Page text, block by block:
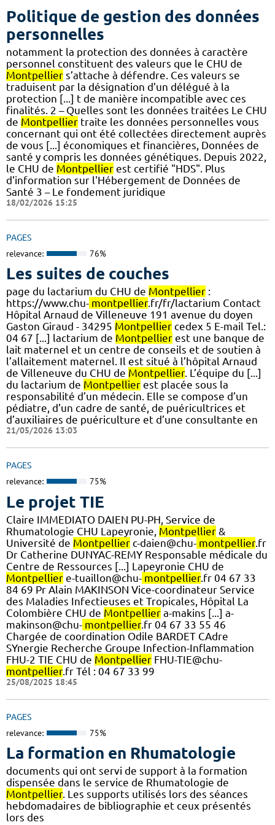
Politique de gestion des données
personnelles
notamment la protection des données à caractère
personnel constituent des valeurs que le CHU de
Montpellier s’attache à défendre. Ces valeurs se
traduisent par la désignation d’un délégué à la
protection [...] t de manière incompatible avec ces
finalités. 2 – Quelles sont les données traitées Le CHU
de Montpellier traite les données personnelles vous
concernant qui ont été collectées directement auprès
de vous [...] économiques et financières, Données de
santé y compris les données génétiques. Depuis 2022,
le CHU de Montpellier est certifié "HDS". Plus
d'information sur l'Hébergement de Données de
Santé 3 – Le fondement juridique
18/02/2026 15:25
PAGES
relevance: 76%
Les suites de couches
page du lactarium du CHU de Montpellier :
https://www.chu- montpellier.fr/fr/lactarium Contact
Hôpital Arnaud de Villeneuve 191 avenue du doyen
Gaston Giraud - 34295 Montpellier cedex 5 E-mail Tel.:
04 67 [...] lactarium de Montpellier est une banque de
lait maternel et un centre de conseils et de soutien à
l’allaitement maternel. Il est situé à l’hôpital Arnaud
de Villeneuve du CHU de Montpellier. L’équipe du [...]
du lactarium de Montpellier est placée sous la
responsabilité d’un médecin. Elle se compose d’un
pédiatre, d’un cadre de santé, de puéricultrices et
d’auxiliaires de puériculture et d’une consultante en
21/05/2026 13:03
PAGES
relevance: 75%
Le projet TIE
Claire IMMEDIATO DAIEN PU-PH, Service de
Rhumatologie CHU Lapeyronie, Montpellier &
Université de Montpellier c-daien@chu- montpellier.fr
Dr Catherine DUNYAC-REMY Responsable médicale du
Centre de Ressources [...] Lapeyronie CHU de
Montpellier e-tuaillon@chu- montpellier.fr 04 67 33
84 69 Pr Alain MAKINSON Vice-coordinateur Service
des Maladies Infectieuses et Tropicales, Hôpital La
Colombière CHU de Montpellier a-makins [...] a-
makinson@chu- montpellier.fr 04 67 33 55 46
Chargée de coordination Odile BARDET CAdre
SYnergie Recherche Groupe Infection-Inflammation
FHU-2 TIE CHU de Montpellier FHU-TIE@chu-
montpellier.fr Tél : 04 67 33 99
25/08/2025 18:45
PAGES
relevance: 75%
La formation en Rhumatologie
documents qui ont servi de support à la formation
dispensée dans le service de Rhumatologie de
Montpellier. Les supports utilisés lors des séances
hebdomadaires de bibliographie et ceux présentés
lors des